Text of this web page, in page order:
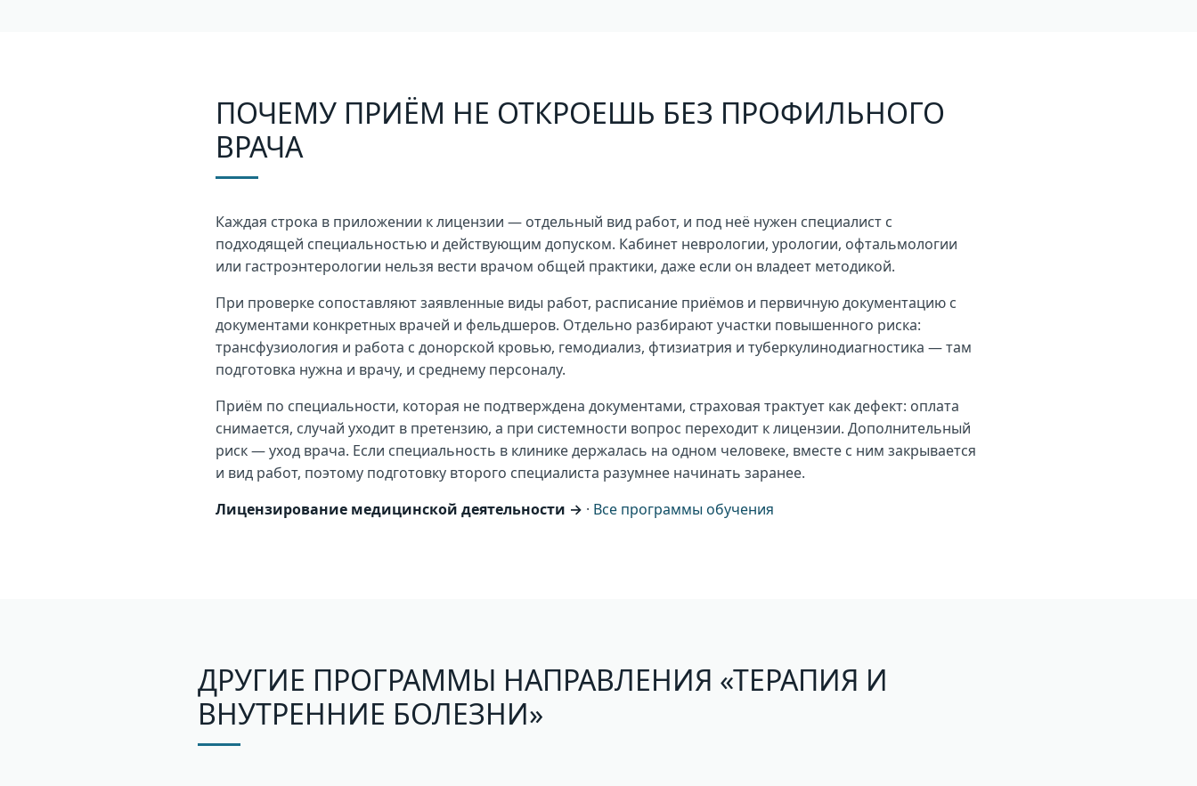
ПОЧЕМУ ПРИЁМ НЕ ОТКРОЕШЬ БЕЗ ПРОФИЛЬНОГО
ВРАЧА
Каждая строка в приложении к лицензии — отдельный вид работ, и под неё нужен специалист с
подходящей специальностью и действующим допуском. Кабинет неврологии, урологии, офтальмологии
или гастроэнтерологии нельзя вести врачом общей практики, даже если он владеет методикой.
При проверке сопоставляют заявленные виды работ, расписание приёмов и первичную документацию с
документами конкретных врачей и фельдшеров. Отдельно разбирают участки повышенного риска:
трансфузиология и работа с донорской кровью, гемодиализ, фтизиатрия и туберкулинодиагностика — там
подготовка нужна и врачу, и среднему персоналу.
Приём по специальности, которая не подтверждена документами, страховая трактует как дефект: оплата
снимается, случай уходит в претензию, а при системности вопрос переходит к лицензии. Дополнительный
риск — уход врача. Если специальность в клинике держалась на одном человеке, вместе с ним закрывается
и вид работ, поэтому подготовку второго специалиста разумнее начинать заранее.
Лицензирование медицинской деятельности → · Все программы обучения
ДРУГИЕ ПРОГРАММЫ НАПРАВЛЕНИЯ «ТЕРАПИЯ И
ВНУТРЕННИЕ БОЛЕЗНИ»